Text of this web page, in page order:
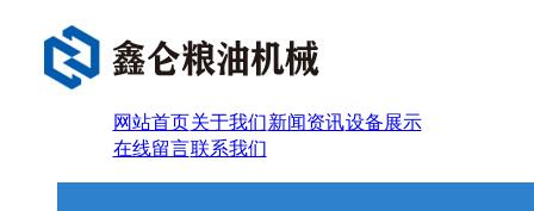
网站首页关于我们新闻资讯设备展示
在线留言联系我们